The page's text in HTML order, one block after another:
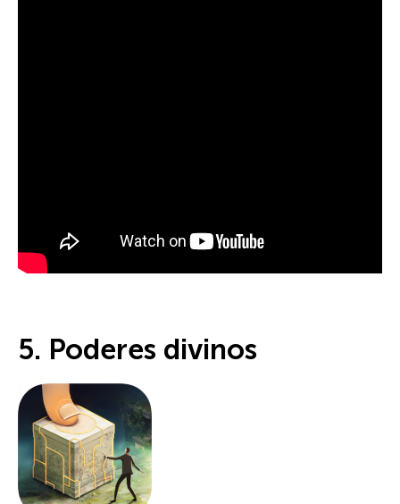
5. Poderes divinos